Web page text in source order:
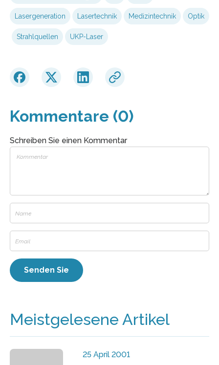
Lasergeneration Lasertechnik Medizintechnik Optik
Strahlquellen UKP-Laser
Kommentare (0)
Schreiben Sie einen Kommentar
Meistgelesene Artikel
25 April 2001